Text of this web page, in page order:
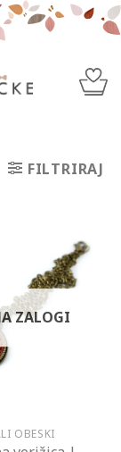
FILTRIRAJ
ZALOGI
OBESKI